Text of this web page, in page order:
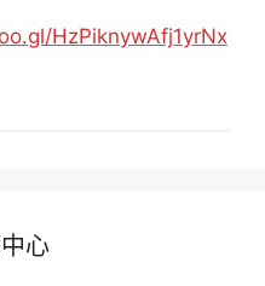
HzPiknywAfj1yrNx
心